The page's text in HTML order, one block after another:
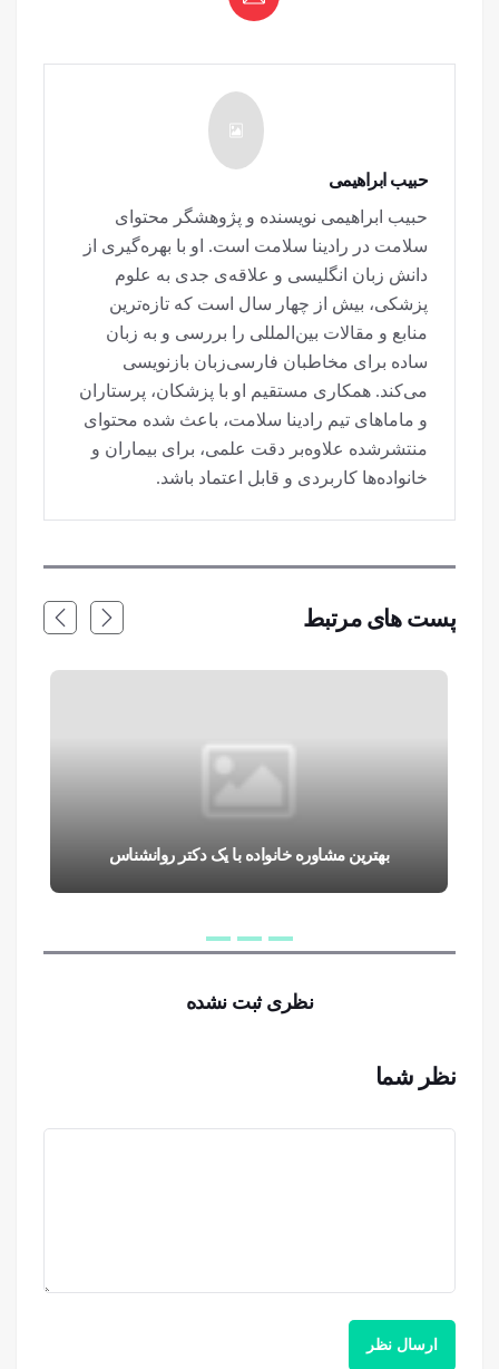
حبیب ابراهیمی
حبیب ابراهیمی نویسنده و پژوهشگر محتوای
سلامت در رادینا سلامت است. او با بهره‌گیری از
دانش زبان انگلیسی و علاقه‌ی جدی به علوم
پزشکی، بیش از چهار سال است که تازه‌ترین
منابع و مقالات بین‌المللی را بررسی و به زبان
ساده برای مخاطبان فارسی‌زبان بازنویسی
می‌کند. همکاری مستقیم او با پزشکان، پرستاران
و ماماهای تیم رادینا سلامت، باعث شده محتوای
منتشرشده علاوه‌بر دقت علمی، برای بیماران و
خانواده‌ها کاربردی و قابل اعتماد باشد.
پست های مرتبط
بهترین مشاوره خانواده با یک دکتر روانشناس
نظری ثبت نشده
نظر شما